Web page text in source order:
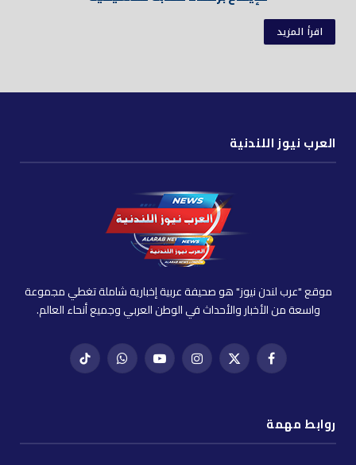
اقرأ المزيد
العرب نيوز اللندنية
موقع "عرب لندن نيوز" هو صحيفة عربية إخبارية شاملة تغطي مجموعة
واسعة من الأخبار والأحداث في الوطن العربي وجميع أنحاء العالم.
فيسبوكX
إنستغراميوتيوب واتساب تيك
روابط مهمة